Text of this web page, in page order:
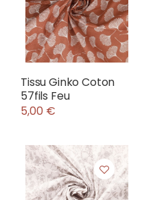
Tissu Ginko Coton
57fils Feu
5,00 €